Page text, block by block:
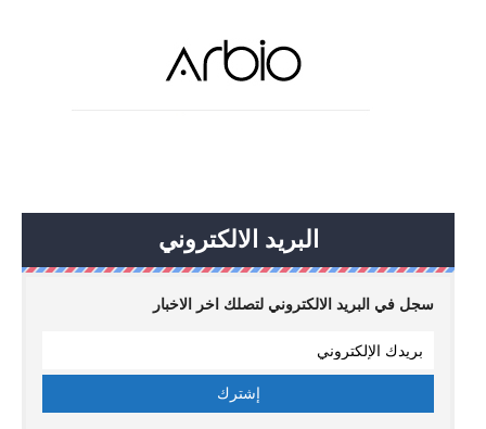
البريد الالكتروني
سجل في البريد الالكتروني لتصلك اخر الاخبار